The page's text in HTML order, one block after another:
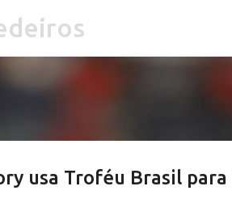
usa Troféu Brasil